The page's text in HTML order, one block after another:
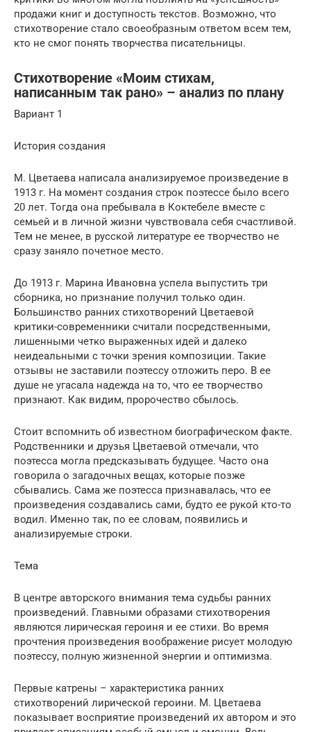
продажи книг и доступность текстов. Возможно, что
стихотворение стало своеобразным ответом всем тем,
кто не смог понять творчества писательницы.
Стихотворение «Моим стихам,
написанным так рано» – анализ по плану
Вариант 1
История создания
М. Цветаева написала анализируемое произведение в
1913 г. На момент создания строк поэтессе было всего
20 лет. Тогда она пребывала в Коктебеле вместе с
семьей и в личной жизни чувствовала себя счастливой.
Тем не менее, в русской литературе ее творчество не
сразу заняло почетное место.
До 1913 г. Марина Ивановна успела выпустить три
сборника, но признание получил только один.
Большинство ранних стихотворений Цветаевой
критики-современники считали посредственными,
лишенными четко выраженных идей и далеко
неидеальными с точки зрения композиции. Такие
отзывы не заставили поэтессу отложить перо. В ее
душе не угасала надежда на то, что ее творчество
признают. Как видим, пророчество сбылось.
Стоит вспомнить об известном биографическом факте.
Родственники и друзья Цветаевой отмечали, что
поэтесса могла предсказывать будущее. Часто она
говорила о загадочных вещах, которые позже
сбывались. Сама же поэтесса признавалась, что ее
произведения создавались сами, будто ее рукой кто-то
водил. Именно так, по ее словам, появились и
анализируемые строки.
Тема
В центре авторского внимания тема судьбы ранних
произведений. Главными образами стихотворения
являются лирическая героиня и ее стихи. Во время
прочтения произведения воображение рисует молодую
поэтессу, полную жизненной энергии и оптимизма.
Первые катрены – характеристика ранних
стихотворений лирической героини. М. Цветаева
показывает восприятие произведений их автором и это